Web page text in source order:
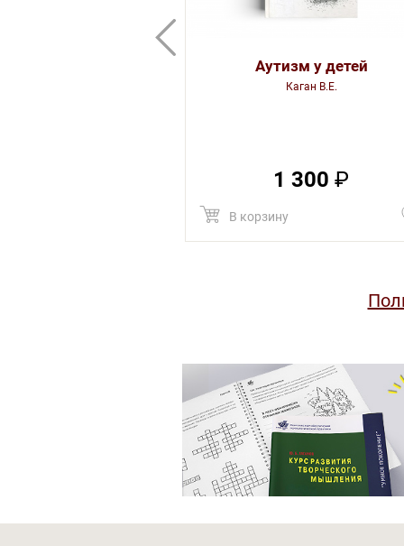
Аутизм у детей
Каган В.Е.
1 300 ₽
В корзину